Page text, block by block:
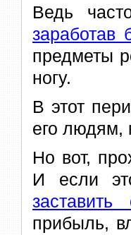
Ведь
заработав
предметы
ногу.
В этот
его людям,
Но вот,
И если
прибыль,